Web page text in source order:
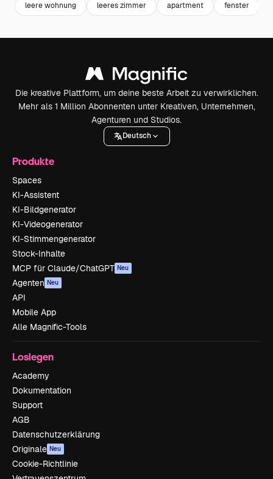
leere wohnung leeres zimmer apartment fenster
Die kreative Plattform, um deine beste Arbeit zu verwirklichen.
Mehr als 1 Million Abonnenten unter Kreativen, Unternehmen,
Agenturen und Studios.
Deutsch
Produkte
Spaces
KI-Assistent
KI-Bildgenerator
KI-Videogenerator
KI-Stimmengenerator
Stock-Inhalte
MCP für Claude/ChatGPT Neu
Agenten Neu
API
Mobile App
Alle Magnific-Tools
Loslegen
Academy
Dokumentation
Support
AGB
Datenschutzerklärung
Originale Neu
Cookie-Richtlinie